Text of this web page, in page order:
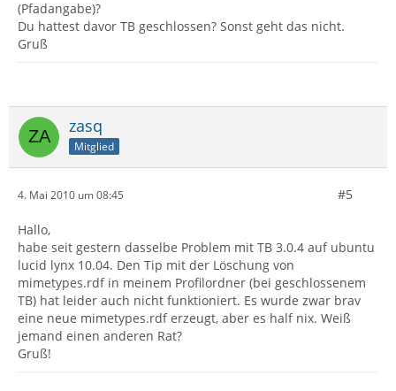
(Pfadangabe)?
Du hattest davor TB geschlossen? Sonst geht das nicht.
Gruß
zasq
Mitglied
4. Mai 2010 um 08:45 #5
Hallo,
habe seit gestern dasselbe Problem mit TB 3.0.4 auf ubuntu
lucid lynx 10.04. Den Tip mit der Löschung von
mimetypes.rdf in meinem Profilordner (bei geschlossenem
TB) hat leider auch nicht funktioniert. Es wurde zwar brav
eine neue mimetypes.rdf erzeugt, aber es half nix. Weiß
jemand einen anderen Rat?
Gruß!